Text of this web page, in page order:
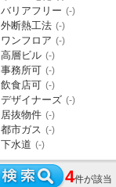
バリアフリー (-)
外断熱工法 (-)
ワンフロア (-)
高層ビル (-)
事務所可 (-)
飲食店可 (-)
デザイナーズ (-)
居抜物件 (-)
都市ガス (-)
下水道 (-)
4件が該当